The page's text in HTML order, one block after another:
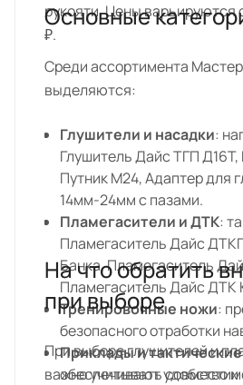
рукояти. Цены варьируются
₽.
Основные
Среди ассортимента
выделяются:
Глушители и насадки:
Глушитель Дайс ТГП
Путник М24, Адаптер для
14мм-24мм с пазами.
Пламегасители и ДТК:
Пламегаситель Дайс
Банка, Пламегаситель
Пламегаситель Дайс ДТК
Тренировочные ножи:
безопасного отработки
Приклады и
обеспечивают удобство и
На что обратить
при выборе
При выборе глушителей и
важно учитывать